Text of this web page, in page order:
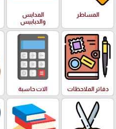
المساطر
المدابس
والدبابيس
دفاتر الملاحظات الات حاسبة